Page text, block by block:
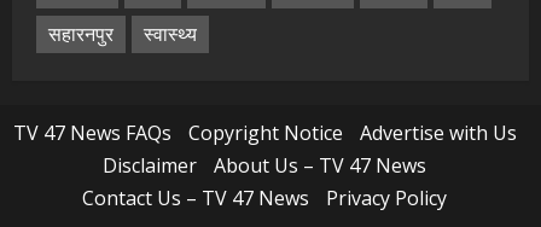
सहारनपुर
स्वास्थ्य
TV 47 News FAQs Copyright Notice
Advertise with Us
Disclaimer
About Us – TV 47 News
Contact Us – TV 47 News
Privacy Policy